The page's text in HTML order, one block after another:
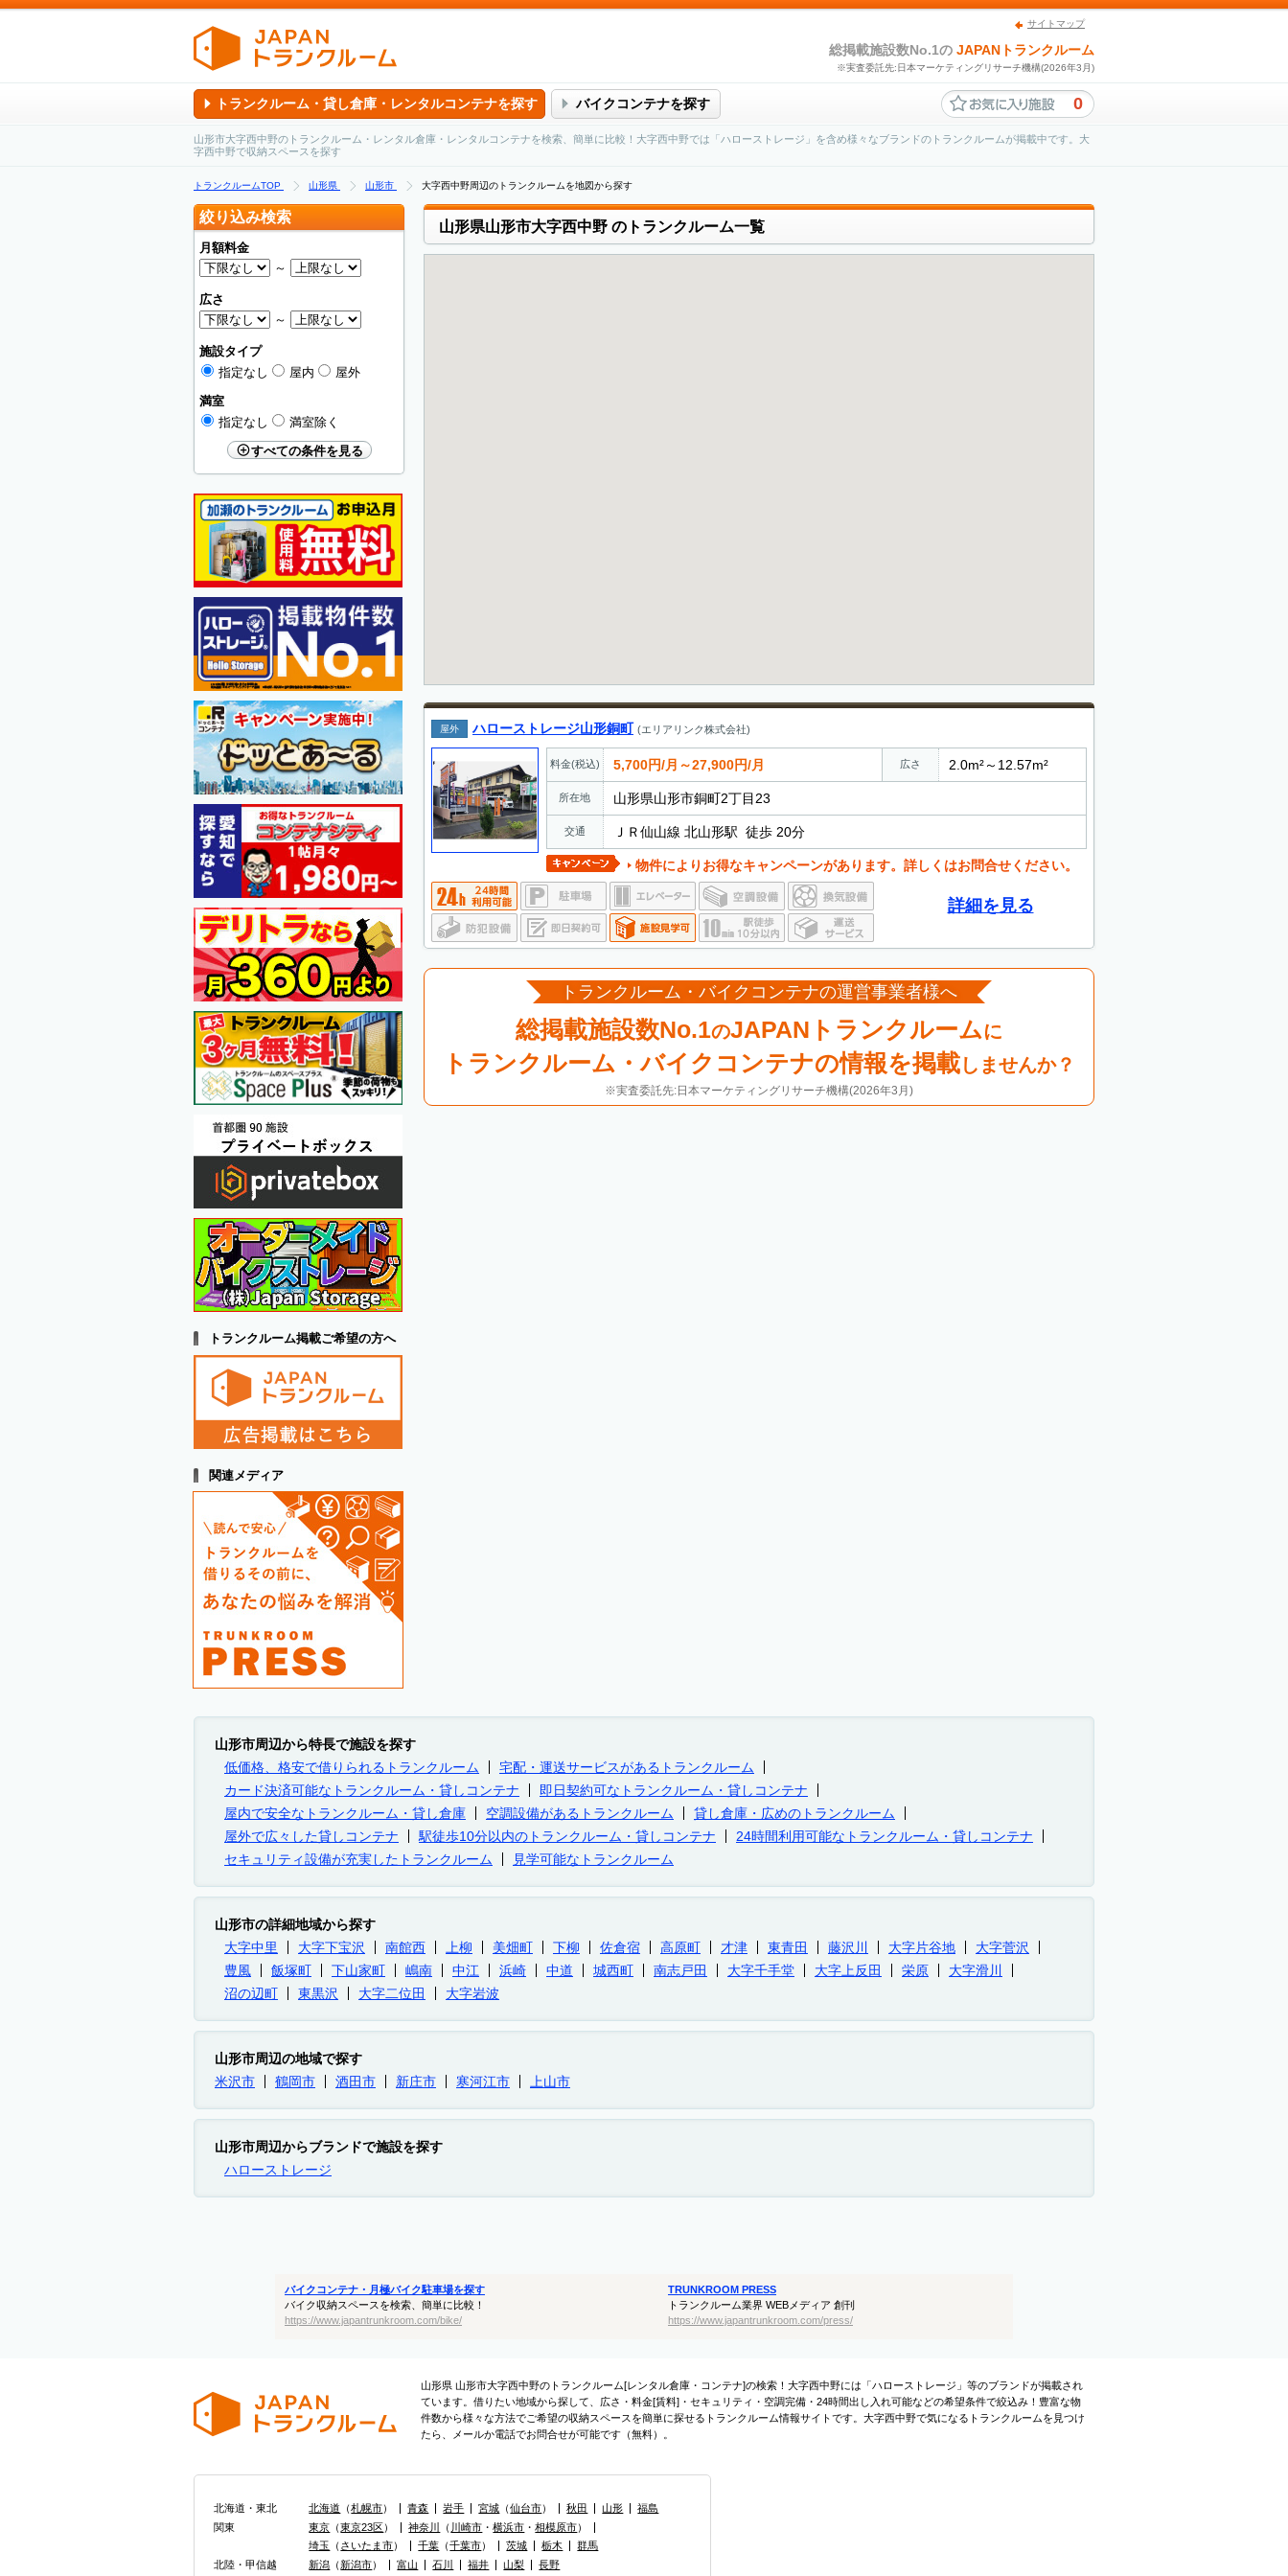
サイトマップ
総掲載施設数No.1の JAPANトランクルーム
※実査委託先:日本マーケティングリサーチ機構(2026年3月)
トランクルーム・貸し倉庫・レンタルコンテナを探す バイクコンテナを探す 0
山形市大字西中野のトランクルーム・レンタル倉庫・レンタルコンテナを検索、簡単に比較！大字西中野では「ハローストレージ」を含め様々なブランドのトランクルームが掲載中です。大
字西中野で収納スペースを探す
トランクルームTOP 山形県 山形市 大字西中野周辺のトランクルームを地図から探す
山形県山形市大字西中野 のトランクルーム一覧
屋外 ハローストレージ山形銅町 (エリアリンク株式会社)
料金(税込) 5,700円/月～27,900円/月 広さ 2.0m²～12.57m²
所在地 山形県山形市銅町2丁目23
交通 ＪＲ仙山線 北山形駅 徒歩 20分
物件によりお得なキャンペーンがあります。詳しくはお問合せください。
詳細を見る
トランクルーム・バイクコンテナの運営事業者様へ
総掲載施設数No.1のJAPANトランクルームに
トランクルーム・バイクコンテナの情報を掲載しませんか？
※実査委託先:日本マーケティングリサーチ機構(2026年3月)
絞り込み検索
月額料金
～
広さ
～
施設タイプ
指定なし
屋内
屋外
満室
指定なし
満室除く
すべての条件を見る
トランクルーム掲載ご希望の方へ
関連メディア
山形市周辺から特長で施設を探す
低価格、格安で借りられるトランクルーム
宅配・運送サービスがあるトランクルーム
カード決済可能なトランクルーム・貸しコンテナ
即日契約可なトランクルーム・貸しコンテナ
屋内で安全なトランクルーム・貸し倉庫
空調設備があるトランクルーム
貸し倉庫・広めのトランクルーム
屋外で広々した貸しコンテナ
駅徒歩10分以内のトランクルーム・貸しコンテナ
24時間利用可能なトランクルーム・貸しコンテナ
セキュリティ設備が充実したトランクルーム
見学可能なトランクルーム
山形市の詳細地域から探す
大字中里
大字下宝沢 南館西 上柳 美畑町 下柳 佐倉宿 高原町 才津 東青田 藤沢川 大字片谷地
大字菅沢
豊風
飯塚町 下山家町 嶋南 中江 浜崎 中道 城西町 南志戸田 大字千手堂 大字上反田 栄原
大字滑川
沼の辺町
東黒沢 大字二位田 大字岩波
山形市周辺の地域で探す
米沢市
鶴岡市 酒田市 新庄市 寒河江市 上山市
山形市周辺からブランドで施設を探す
ハローストレージ
バイクコンテナ・月極バイク駐車場を探す
バイク収納スペースを検索、簡単に比較！
https://www.japantrunkroom.com/bike/
TRUNKROOM PRESS
トランクルーム業界 WEBメディア 創刊
https://www.japantrunkroom.com/press/
山形県 山形市大字西中野のトランクルーム[レンタル倉庫・コンテナ]の検索！大字西中野には「ハローストレージ」等のブランドが掲載され
ています。借りたい地域から探して、広さ・料金[賃料]・セキュリティ・空調完備・24時間出し入れ可能などの希望条件で絞込み！豊富な物
件数から様々な方法でご希望の収納スペースを簡単に探せるトランクルーム情報サイトです。大字西中野で気になるトランクルームを見つけ
たら、メールか電話でお問合せが可能です（無料）。
北海道・東北 北海道 （札幌市） 青森 岩手 宮城 （仙台市） 秋田 山形
福島
関東
東京 （東京23区） 神奈川 （ 川崎市 ・横浜市 ・相模原市）
埼玉
（さいたま市） 千葉 （千葉市） 茨城 栃木
群馬
北陸・甲信越
新潟 （新潟市） 富山 石川 福井 山梨 長野